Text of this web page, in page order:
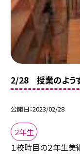
2/28 授業のよう
公開日 2023/02/28
２年生
１校時目の２年生美